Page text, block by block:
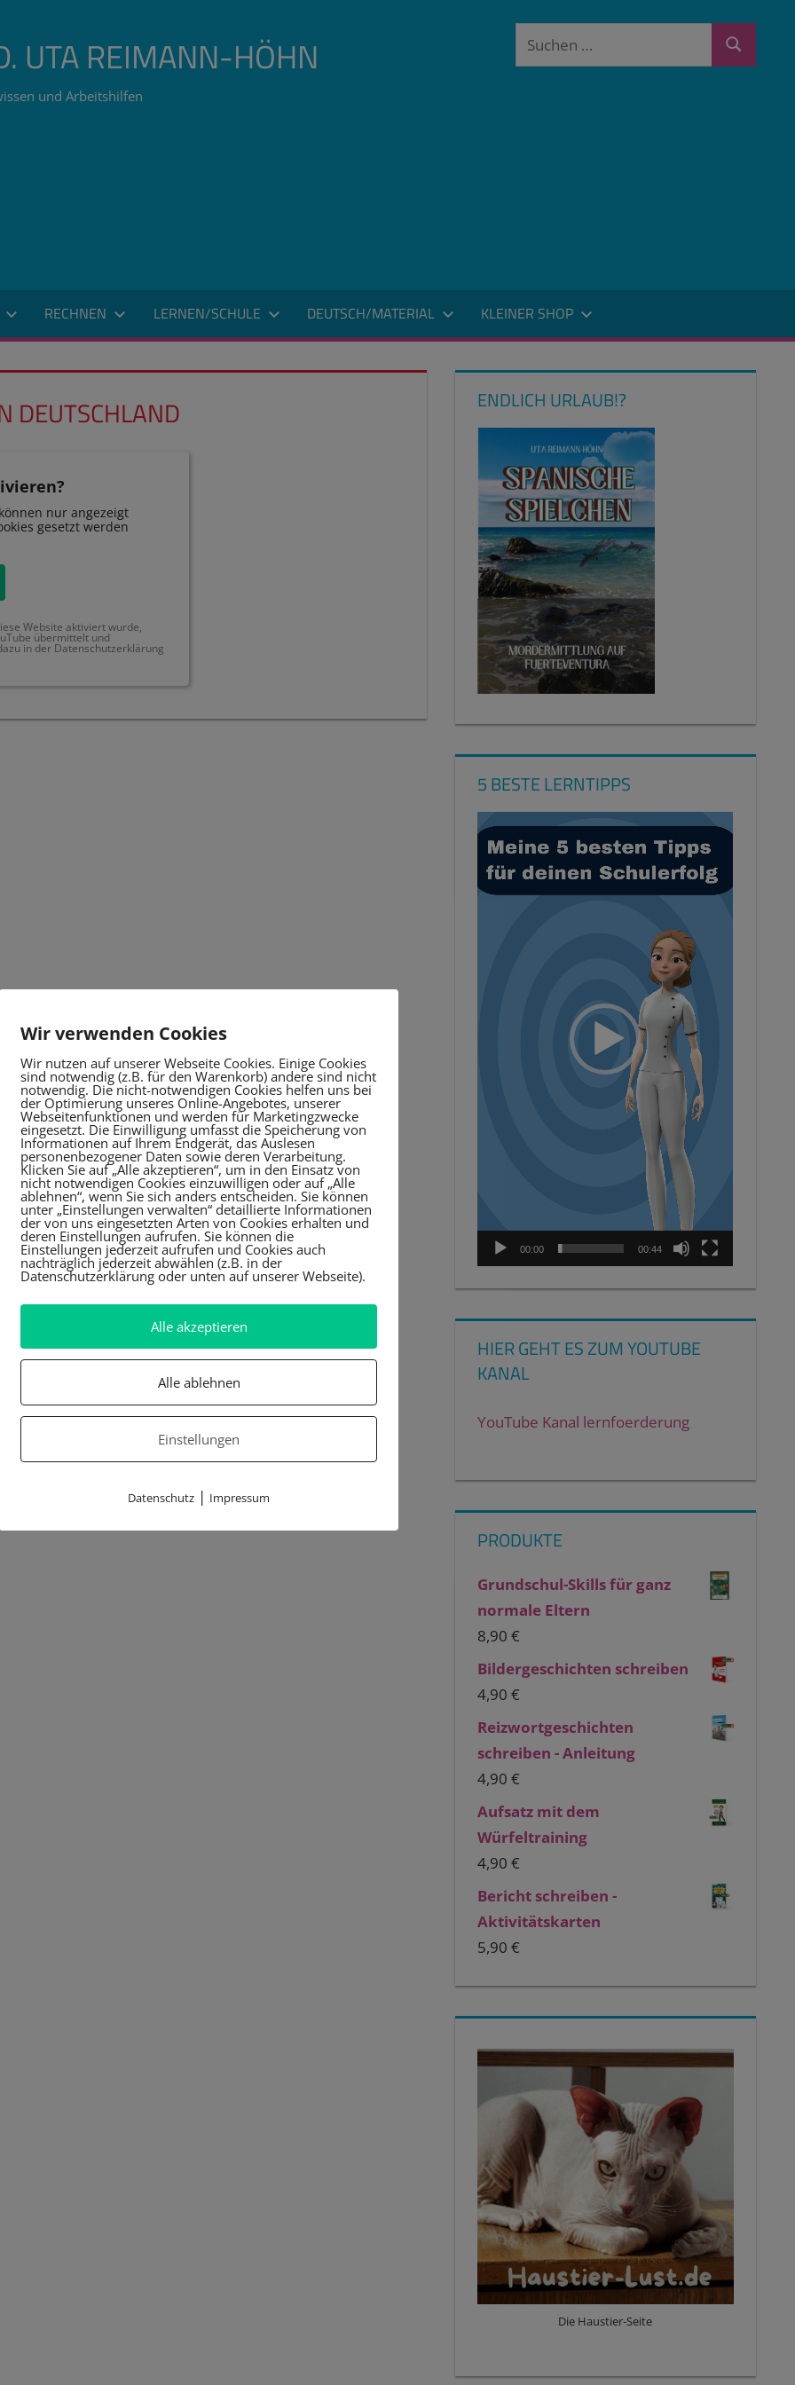
UTA REIMANN-HÖHN
und Arbeitshilfen
Suchen
Suchen
RECHNEN LERNEN/SCHULE DEUTSCH/MATERIAL KLEINER SHOP
DEUTSCHLAND
nur angezeigt
gesetzt werden
Website aktiviert wurde,
übermittelt und
in der Datenschutzerklärung
ENDLICH URLAUB!?
5 BESTE LERNTIPPS
Video-
Player
00:00 00:44
HIER GEHT ES ZUM YOUTUBE
KANAL
YouTube Kanal lernfoerderung
PRODUKTE
Grundschul-Skills für ganz
normale Eltern
8,90€
Bildergeschichten schreiben
4,90€
Reizwortgeschichten
schreiben - Anleitung
4,90€
Aufsatz mit dem
Würfeltraining
4,90€
Bericht schreiben -
Aktivitätskarten
5,90€
Die Haustier-Seite
Wir verwenden Cookies
Wir nutzen auf unserer Webseite Cookies. Einige Cookies
sind notwendig (z.B. für den Warenkorb) andere sind nicht
notwendig. Die nicht-notwendigen Cookies helfen uns bei
der Optimierung unseres Online-Angebotes, unserer
Webseitenfunktionen und werden für Marketingzwecke
eingesetzt. Die Einwilligung umfasst die Speicherung von
Informationen auf Ihrem Endgerät, das Auslesen
personenbezogener Daten sowie deren Verarbeitung.
Klicken Sie auf „Alle akzeptieren“, um in den Einsatz von
nicht notwendigen Cookies einzuwilligen oder auf „Alle
ablehnen“, wenn Sie sich anders entscheiden. Sie können
unter „Einstellungen verwalten“ detaillierte Informationen
der von uns eingesetzten Arten von Cookies erhalten und
deren Einstellungen aufrufen. Sie können die
Einstellungen jederzeit aufrufen und Cookies auch
nachträglich jederzeit abwählen (z.B. in der
Datenschutzerklärung oder unten auf unserer Webseite).
Alle akzeptieren
Alle ablehnen
Einstellungen
Datenschutz | Impressum